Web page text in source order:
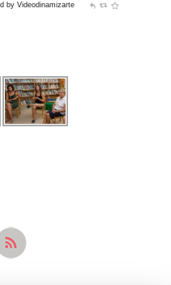
by Videodinamizarte